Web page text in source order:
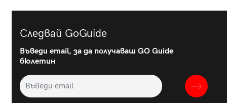
Следвай GoGuide
Въведи email, за да получаваш GO Guide
бюлетин